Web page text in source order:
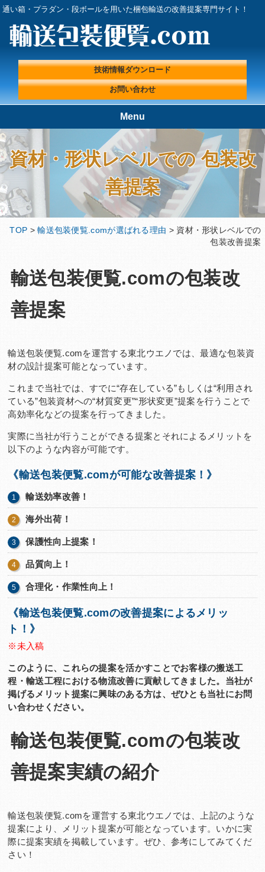
通い箱・プラダン・段ボールを用いた梱包輸送の改善提案専門サイト！
技術情報ダウンロード
お問い合わせ
Menu
TOP
輸送包装便覧.comが選ばれる理
由
輸送包装実績
輸送包装プロフェッショナルに
よる『輸送包装・梱包 改善ラ
ボ』
輸送包装便覧の取扱製品 輸送包装エンジニアコラム
技術情報ダウンロード
Q&A お問い合わせ
資材・形状レベルでの 包装改
善提案
TOP >輸送包装便覧.comが選ばれる理由 > 資材・形状レベルでの
包装改善提案
輸送包装便覧.comの包装改
善提案
輸送包装便覧.comを運営する東北ウエノでは、最適な包装資
材の設計提案可能となっています。
これまで当社では、すでに“存在している”もしくは“利用され
ている”包装資材への“材質変更”“形状変更”提案を行うことで
高効率化などの提案を行ってきました。
実際に当社が行うことができる提案とそれによるメリットを
以下のような内容が可能です。
《輸送包装便覧.comが可能な改善提案！》
輸送効率改善！
海外出荷！
保護性向上提案！
品質向上！
合理化・作業性向上！
《輸送包装便覧.comの改善提案によるメリッ
ト！》
※未入稿
このように、これらの提案を活かすことでお客様の搬送工
程・輸送工程における物流改善に貢献してきました。当社が
掲げるメリット提案に興味のある方は、ぜひとも当社にお問
い合わせください。
輸送包装便覧.comの包装改
善提案実績の紹介
輸送包装便覧.comを運営する東北ウエノでは、上記のような
提案により、メリット提案が可能となっています。いかに実
際に提案実績を掲載しています。ぜひ、参考にしてみてくだ
さい！